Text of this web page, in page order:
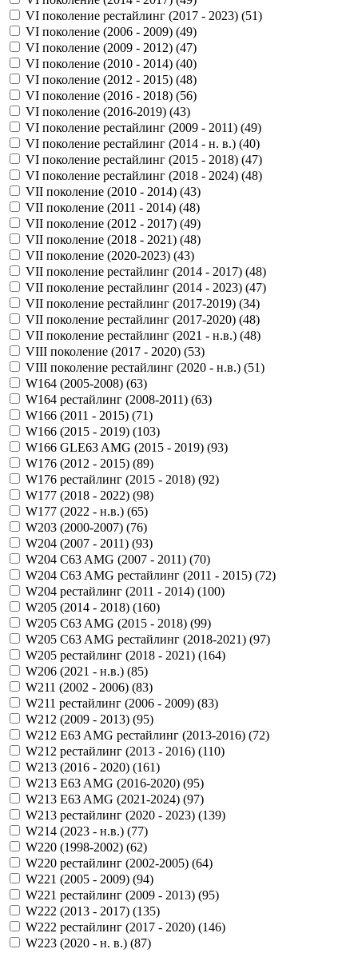
VI поколение рестайлинг (2017 - 2023) (51)
VI поколение (2006 - 2009) (49)
VI поколение (2009 - 2012) (47)
VI поколение (2010 - 2014) (40)
VI поколение (2012 - 2015) (48)
VI поколение (2016 - 2018) (56)
VI поколение (2016-2019) (43)
VI поколение рестайлинг (2009 - 2011) (49)
VI поколение рестайлинг (2014 - н. в.) (40)
VI поколение рестайлинг (2015 - 2018) (47)
VI поколение рестайлинг (2018 - 2024) (48)
VII поколение (2010 - 2014) (43)
VII поколение (2011 - 2014) (48)
VII поколение (2012 - 2017) (49)
VII поколение (2018 - 2021) (48)
VII поколение (2020-2023) (43)
VII поколение рестайлинг (2014 - 2017) (48)
VII поколение рестайлинг (2014 - 2023) (47)
VII поколение рестайлинг (2017-2019) (34)
VII поколение рестайлинг (2017-2020) (48)
VII поколение рестайлинг (2021 - н.в.) (48)
VIII поколение (2017 - 2020) (53)
VIII поколение рестайлинг (2020 - н.в.) (51)
W164 (2005-2008) (63)
W164 рестайлинг (2008-2011) (63)
W166 (2011 - 2015) (71)
W166 (2015 - 2019) (103)
W166 GLE63 AMG (2015 - 2019) (93)
W176 (2012 - 2015) (89)
W176 рестайлинг (2015 - 2018) (92)
W177 (2018 - 2022) (98)
W177 (2022 - н.в.) (65)
W203 (2000-2007) (76)
W204 (2007 - 2011) (93)
W204 C63 AMG (2007 - 2011) (70)
W204 C63 AMG рестайлинг (2011 - 2015) (72)
W204 рестайлинг (2011 - 2014) (100)
W205 (2014 - 2018) (160)
W205 C63 AMG (2015 - 2018) (99)
W205 C63 AMG рестайлинг (2018-2021) (97)
W205 рестайлинг (2018 - 2021) (164)
W206 (2021 - н.в.) (85)
W211 (2002 - 2006) (83)
W211 рестайлинг (2006 - 2009) (83)
W212 (2009 - 2013) (95)
W212 E63 AMG рестайлинг (2013-2016) (72)
W212 рестайлинг (2013 - 2016) (110)
W213 (2016 - 2020) (161)
W213 E63 AMG (2016-2020) (95)
W213 E63 AMG (2021-2024) (97)
W213 рестайлинг (2020 - 2023) (139)
W214 (2023 - н.в.) (77)
W220 (1998-2002) (62)
W220 рестайлинг (2002-2005) (64)
W221 (2005 - 2009) (94)
W221 рестайлинг (2009 - 2013) (95)
W222 (2013 - 2017) (135)
W222 рестайлинг (2017 - 2020) (146)
W223 (2020 - н. в.) (87)